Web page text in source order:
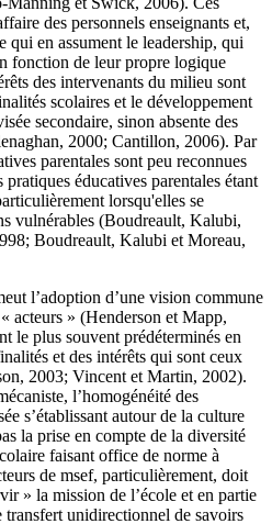
des personnels enseignants et,
qui en assument le leadership, qui
fonction de leur propre logique
des intervenants du milieu sont
scolaires et le développement
secondaire, sinon absente des
2000; Cantillon, 2006). Par
parentales sont peu reconnues
éducatives parentales étant
lorsqu'elles se
vulnérables (Boudreault, Kalubi,
Boudreault, Kalubi et Moreau,
l’adoption d’une vision commune
acteurs » (Henderson et Mapp,
le plus souvent prédéterminés en
et des intérêts qui sont ceux
2003; Vincent et Martin, 2002).
l’homogénéité des
s’établissant autour de la culture
la prise en compte de la diversité
faisant office de norme à
de msef, particulièrement, doit
» la mission de l’école et en partie
unidirectionnel de savoirs